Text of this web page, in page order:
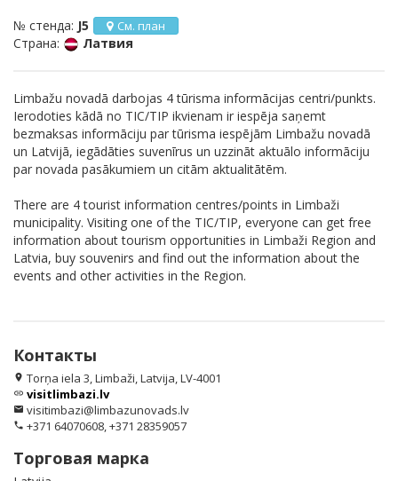
№ стенда: J5 См. план
Страна: Латвия
Limbažu novadā darbojas 4 tūrisma informācijas centri/punkts.
Ierodoties kādā no TIC/TIP ikvienam ir iespēja saņemt
bezmaksas informāciju par tūrisma iespējām Limbažu novadā
un Latvijā, iegādāties suvenīrus un uzzināt aktuālo informāciju
par novada pasākumiem un citām aktualitātēm.
There are 4 tourist information centres/points in Limbaži
municipality. Visiting one of the TIC/TIP, everyone can get free
information about tourism opportunities in Limbaži Region and
Latvia, buy souvenirs and find out the information about the
events and other activities in the Region.
Контакты
location_on Torņa iela 3, Limbaži, Latvija, LV-4001
link visitlimbazi.lv
email visitimbazi@limbazunovads.lv
phone +371 64070608, +371 28359057
Торговая марка